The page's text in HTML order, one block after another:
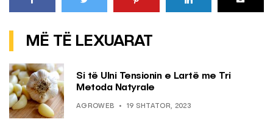
MË TË LEXUARAT
Si të Ulni Tensionin e Lartë me Tri
Metoda Natyrale
AGROWEB 19 SHTATOR, 2023